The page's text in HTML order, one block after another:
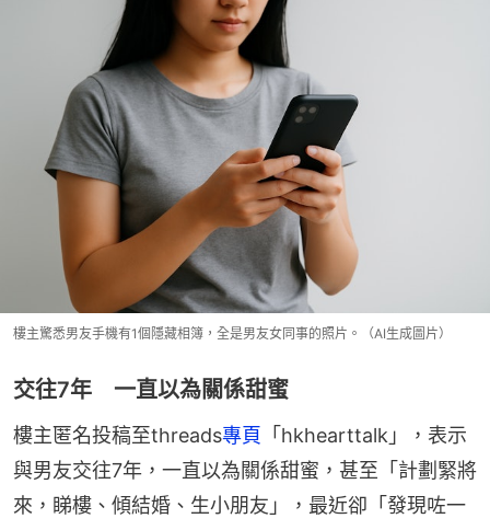
樓主驚悉男友手機有1個隱藏相簿，全是男友女同事的照片。（AI生成圖片）
交往7年 一直以為關係甜蜜
樓主匿名投稿至threads專頁 「hkhearttalk」，表示
與男友交往7年，一直以為關係甜蜜，甚至「計劃緊將
來，睇樓、傾結婚、生小朋友」，最近卻「發現咗一